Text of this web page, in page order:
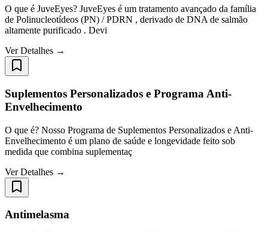
O que é JuveEyes? JuveEyes é um tratamento avançado da família
de Polinucleotídeos (PN) / PDRN , derivado de DNA de salmão
altamente purificado . Devi
Ver Detalhes →
Suplementos Personalizados e Programa Anti-
Envelhecimento
O que é? Nosso Programa de Suplementos Personalizados e Anti-
Envelhecimento é um plano de saúde e longevidade feito sob
medida que combina suplementaç
Ver Detalhes →
Antimelasma